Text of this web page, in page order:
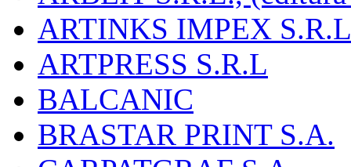
ARTINKS IMPEX
ARTPRESS S.R.L
BALCANIC
BRASTAR PRINT S.A.